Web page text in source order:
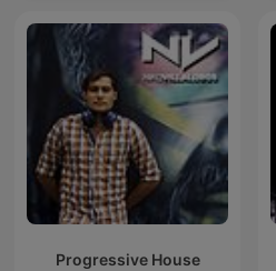
Progressive House